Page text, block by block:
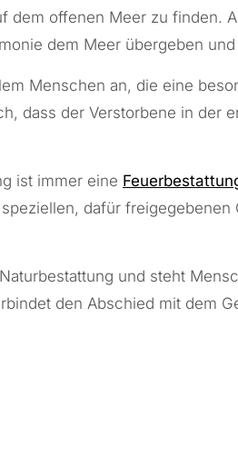
dem offenen Meer zu finden.
dem Meer übergeben
Menschen an, die eine
dass der Verstorbene in der
ist immer eine
dafür
und steht
den Abschied mit dem